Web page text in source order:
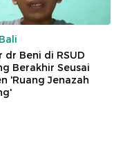
dr Beni di RSUD
Berakhir Seusai
'Ruang Jenazah